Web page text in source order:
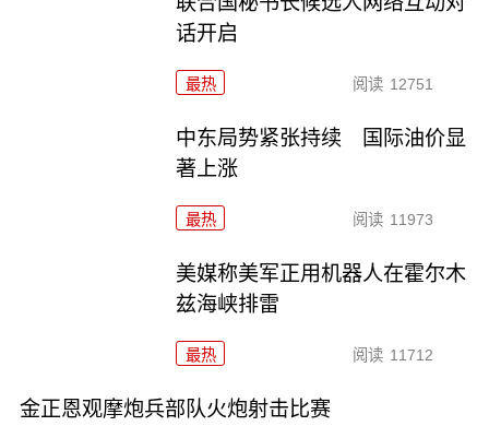
话开启
最热 阅读 12751
中东局势紧张持续 国际油价显
著上涨
最热 阅读 11973
美媒称美军正用机器人在霍尔木
兹海峡排雷
最热 阅读 11712
金正恩观摩炮兵部队火炮射击比赛